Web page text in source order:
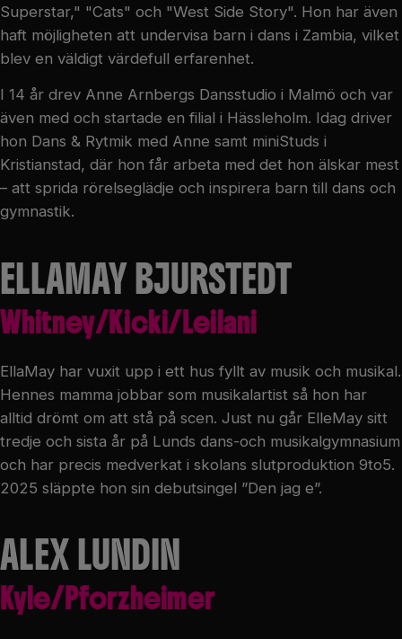
Superstar," "Cats" och "West Side Story". Hon har även
haft möjligheten att undervisa barn i dans i Zambia, vilket
blev en väldigt värdefull erfarenhet.
I 14 år drev Anne Arnbergs Dansstudio i Malmö och var
även med och startade en filial i Hässleholm. Idag driver
hon Dans & Rytmik med Anne samt miniStuds i
Kristianstad, där hon får arbeta med det hon älskar mest
– att sprida rörelseglädje och inspirera barn till dans och
gymnastik.
ELLAMAY BJURSTEDT
Whitney/Kicki/Leilani
EllaMay har vuxit upp i ett hus fyllt av musik och musikal.
Hennes mamma jobbar som musikalartist så hon har
alltid drömt om att stå på scen. Just nu går ElleMay sitt
tredje och sista år på Lunds dans-och musikalgymnasium
och har precis medverkat i skolans slutproduktion 9to5.
2025 släppte hon sin debutsingel ”Den jag e”.
ALEX LUNDIN
Kyle/Pforzheimer